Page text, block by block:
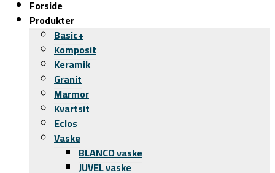
Forside
Produkter
Basic+
Komposit
Keramik
Granit
Marmor
Kvartsit
Eclos
Vaske
BLANCO vaske
JUVEL vaske